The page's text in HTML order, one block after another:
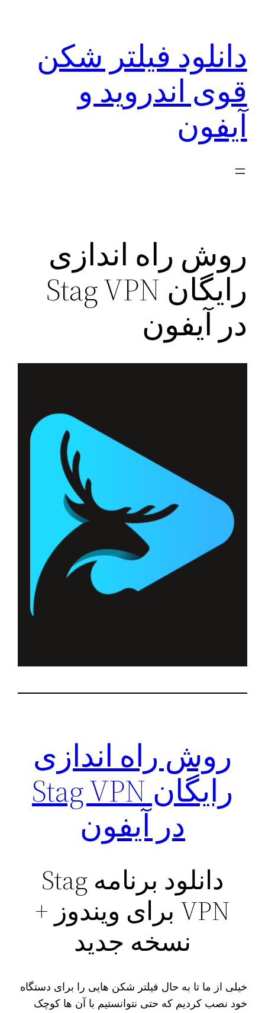
دانلود فیلتر شکن
قوی اندروید و
آیفون
روش راه اندازی
رایگان Stag VPN
در آیفون
روش راه اندازی
رایگان Stag VPN
در آیفون
دانلود برنامه Stag
VPN برای ویندوز +
نسخه جدید
خیلی از ما تا به حال فیلتر شکن‌ هایی را برای دستگاه
خود نصب کردیم که حتی نتوانستیم با آن ها کوچک‌